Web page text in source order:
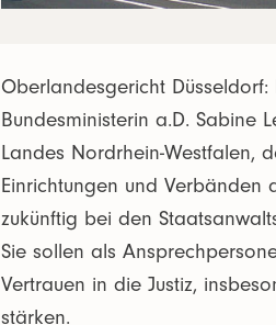
Oberlandesgericht
Bundesministerin a.D. Sabine
Landes Nordrhein-Westfalen,
Einrichtungen und Verbänden
zukünftig bei den
Sie sollen als
Vertrauen in die Justiz,
stärken.